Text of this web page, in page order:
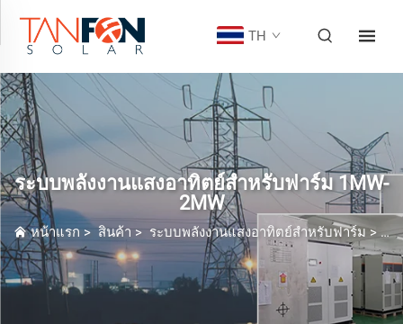
TH
ระบบพลังงานแสงอาทิตย์สำหรับฟาร์ม 1MW-
2MW
หน้าแรก >สินค้า > ระบบพลังงานแสงอาทิตย์สำหรับฟาร์ม> ระ